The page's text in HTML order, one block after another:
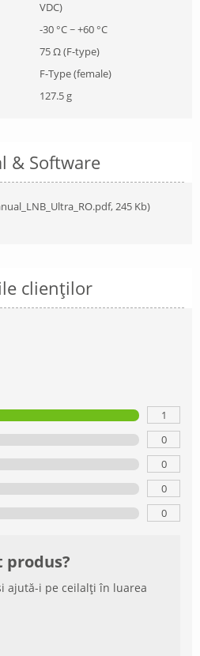
VDC)
-30 °C ~ +60 °C
75 Ω (F-type)
F-Type (female)
127.5 g
& Software
245 Kb)
clienților
1
0
0
0
0
produs?
ajută-i pe ceilalți în luarea